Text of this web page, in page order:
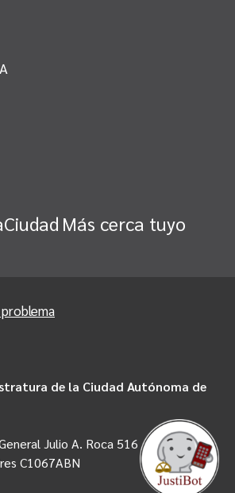
Más cerca tuyo
de la Ciudad Autónoma de
Julio A. Roca 516
C1067ABN